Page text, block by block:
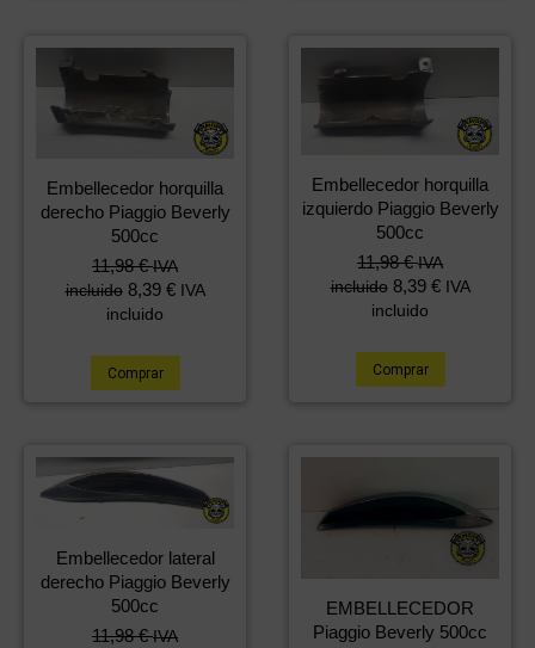
Embellecedor horquilla
derecho Piaggio Beverly
500cc
11,98€ IVA
incluido 8,39 € IVA
incluido
Comprar
Embellecedor horquilla
izquierdo Piaggio Beverly
500cc
11,98€ IVA
incluido 8,39 € IVA
incluido
Comprar
Embellecedor lateral
derecho Piaggio Beverly
500cc
11,98€ IVA
EMBELLECEDOR
Piaggio Beverly 500cc